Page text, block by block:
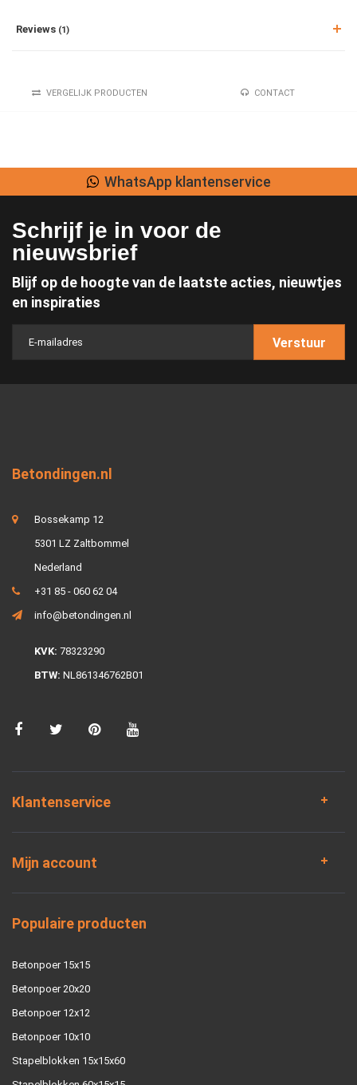
Reviews (1)
VERGELIJK PRODUCTEN CONTACT
WhatsApp klantenservice
Schrijf je in voor de
nieuwsbrief
Blijf op de hoogte van de laatste acties, nieuwtjes
en inspiraties
Verstuur
Betondingen.nl
Bossekamp 12
5301 LZ Zaltbommel
Nederland
+31 85 - 060 62 04
info@betondingen.nl
KVK: 78323290
BTW: NL861346762B01
Klantenservice
Mijn account
Populaire producten
Betonpoer 15x15
Betonpoer 20x20
Betonpoer 12x12
Betonpoer 10x10
Stapelblokken 15x15x60